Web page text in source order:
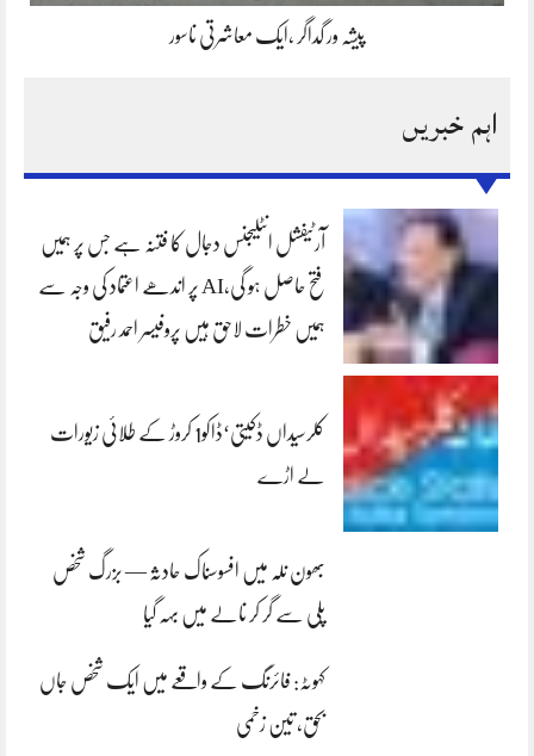
پیشہ ور گداگر ،ایک معاشرتی ناسور
اہم خبریں
آرٹیفشل انٹلیجنس دجال کا فتنہ ہے جس پر ہمیں
فتح حاصل ہو گی،AI پر اندھے اعتماد کی وجہ سے
ہمیں خطرات لاحق ہیں پروفیسر احمد رفیق
کلرسیداں ڈکیتی‘ڈاکو1 کروڑ کے طلائی زیورات
لے اڑے
بھون نلہ میں افسوسناک حادثہ — بزرگ شخص
پلی سے گر کر نالے میں بہہ گیا
کہوٹہ: فائرنگ کے واقعے میں ایک شخص جاں
بحق، تین زخمی